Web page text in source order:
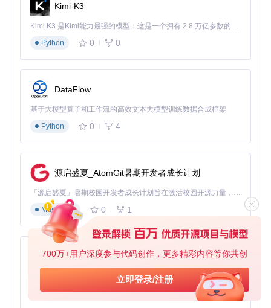
700万+用户深度参与代码创作，更多精彩内容等你共创
立即登录/注册
原理：通过创建系统快照和使用APFS文件系统特性，OCLP能
够在不禁用SIP的情况下修改受保护的系统文件。
实现：工具使用"根卷补丁"技术，在系统启动时动态替换或修
优势：这种方法在兼容性和安全性之间取得平衡，用户可以享
受新系统功能，同时保持系统安全性。
实施蓝图：四阶段升级流程
实施阶段1：环境准备与评估
在开始升级前，需要进行全面的准备工作，确保过程顺利且数
据安全。
准备：
确认设备兼容性：访问OpenCore Legacy Patcher官方文
档，确认你的Mac型号是否支持
硬件检查：确保电池健康度在80%以上，存储空间至少有20
GB可用空间
备份数据：使用Time Machine创建完整系统备份，或使用
克隆工具制作系统镜像
Kimi-K3
Kimi K3 是Kimi能力最强的模型：这是一个拥有 2.8 万亿参数的混合专家（MoE）模型，具备原生视觉理解能力，并支持 100 万 token 的上下文窗口。
Python
0 0
DataFlow
基于大模型算子和工作流的高效文本大模型训练数据合成框架
Python
0 4
源启盛夏_AtomGit暑期开发者成长计划
「源启盛夏」暑期校园开发者成长计划旨在激活校园开源力量，通过积分激励、认证扶持、资源倾斜等形式，引导高校组织和开发者完成「入驻 — 建项目 — 做贡献 — 获认证 — 得资源」的完整闭环。无论你是想带领社团入驻平台的组织者，还是希望用代码贡献证明自己的开发者，都能在这里找到属于你的成长路径。
Markdown
0 1
py-xiaozhi
基于Python的Xiaozhi AI，适用于想要完整Xiaozhi体验而无需拥有专用硬件的用户。
Python
0 1